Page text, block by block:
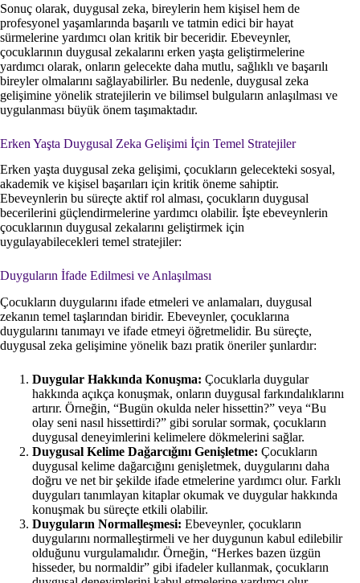
Sonuç olarak, duygusal zeka, bireylerin hem kişisel hem de
profesyonel yaşamlarında başarılı ve tatmin edici bir hayat
sürmelerine yardımcı olan kritik bir beceridir. Ebeveynler,
çocuklarının duygusal zekalarını erken yaşta geliştirmelerine
yardımcı olarak, onların gelecekte daha mutlu, sağlıklı ve başarılı
bireyler olmalarını sağlayabilirler. Bu nedenle, duygusal zeka
gelişimine yönelik stratejilerin ve bilimsel bulguların anlaşılması ve
uygulanması büyük önem taşımaktadır.
Erken Yaşta Duygusal Zeka Gelişimi İçin Temel Stratejiler
Erken yaşta duygusal zeka gelişimi, çocukların gelecekteki sosyal,
akademik ve kişisel başarıları için kritik öneme sahiptir.
Ebeveynlerin bu süreçte aktif rol alması, çocukların duygusal
becerilerini güçlendirmelerine yardımcı olabilir. İşte ebeveynlerin
çocuklarının duygusal zekalarını geliştirmek için
uygulayabilecekleri temel stratejiler:
Duyguların İfade Edilmesi ve Anlaşılması
Çocukların duygularını ifade etmeleri ve anlamaları, duygusal
zekanın temel taşlarından biridir. Ebeveynler, çocuklarına
duygularını tanımayı ve ifade etmeyi öğretmelidir. Bu süreçte,
duygusal zeka gelişimine yönelik bazı pratik öneriler şunlardır:
Duygular Hakkında Konuşma: Çocuklarla duygular
hakkında açıkça konuşmak, onların duygusal farkındalıklarını
artırır. Örneğin, “Bugün okulda neler hissettin?” veya “Bu
olay seni nasıl hissettirdi?” gibi sorular sormak, çocukların
duygusal deneyimlerini kelimelere dökmelerini sağlar.
Duygusal Kelime Dağarcığını Genişletme: Çocukların
duygusal kelime dağarcığını genişletmek, duygularını daha
doğru ve net bir şekilde ifade etmelerine yardımcı olur. Farklı
duyguları tanımlayan kitaplar okumak ve duygular hakkında
konuşmak bu süreçte etkili olabilir.
Duyguların Normalleşmesi: Ebeveynler, çocukların
duygularını normalleştirmeli ve her duygunun kabul edilebilir
olduğunu vurgulamalıdır. Örneğin, “Herkes bazen üzgün
hisseder, bu normaldir” gibi ifadeler kullanmak, çocukların